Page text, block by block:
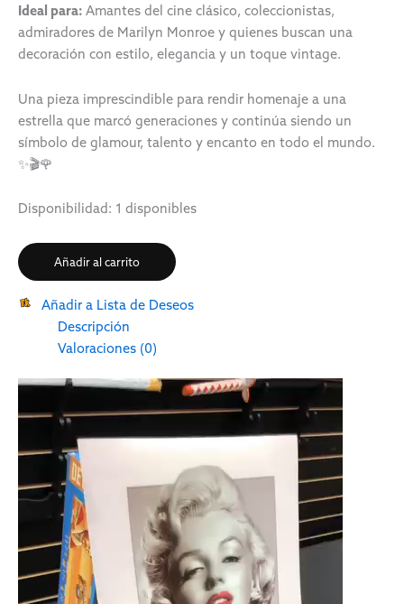
Ideal para: Amantes del cine clásico, coleccionistas,
admiradores de Marilyn Monroe y quienes buscan una
decoración con estilo, elegancia y un toque vintage.
Una pieza imprescindible para rendir homenaje a una
estrella que marcó generaciones y continúa siendo un
símbolo de glamour, talento y encanto en todo el mundo.
✨🎬🌹
Disponibilidad: 1 disponibles
Añadir al carrito
Añadir a Lista de Deseos
Descripción
Valoraciones (0)